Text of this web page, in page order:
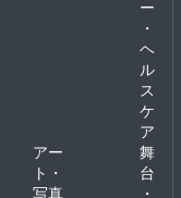
ー
・
ヘ
ル
ス
ケ
ア
アー
ト・
写真
舞
台
・